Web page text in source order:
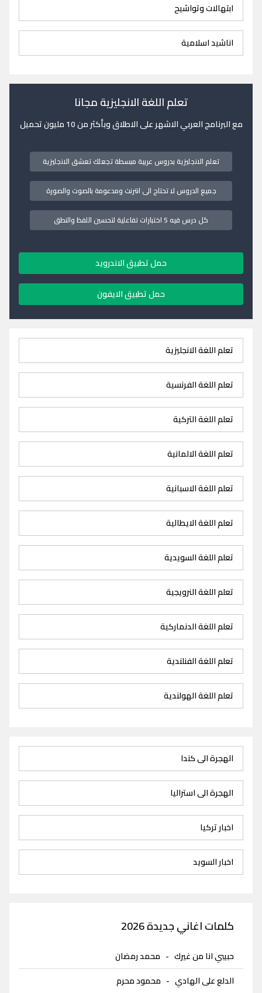
ابتهالات وتواشيح
اناشيد اسلامية
تعلم اللغة الانجليزية مجانا
مع البرنامج العربي الاشهر على الاطلاق وبأكثر من 10 مليون تحميل
تعلم الانجليزية بدروس عربية مبسطة تجعلك تعشق الانجليزية
جميع الدروس لا تحتاج الى انترنت ومدعومة بالصوت والصورة
كل درس فيه 5 اختبارات تفاعلية لتحسين اللفظ والنطق
حمل تطبيق الاندرويد
حمل تطبيق الايفون
تعلم اللغة الانجليزية
تعلم اللغة الفرنسية
تعلم اللغة التركية
تعلم اللغة الالمانية
تعلم اللغة الاسبانية
تعلم اللغة الايطالية
تعلم اللغة السويدية
تعلم اللغة النرويجية
تعلم اللغة الدنماركية
تعلم اللغة الفنلندية
تعلم اللغة الهولندية
الهجرة الى كندا
الهجرة الى استراليا
اخبار تركيا
اخبار السويد
كلمات اغاني جديدة 2026
حبيبي انا من غيرك - محمد رمضان
الدلع على الهادي - محمود محرم